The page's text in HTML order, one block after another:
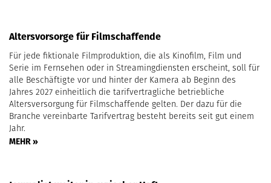
Altersvorsorge für Filmschaffende
Für jede fiktionale Filmproduktion, die als Kinofilm, Film und
Serie im Fernsehen oder in Streamingdiensten erscheint, soll für
alle Beschäftigte vor und hinter der Kamera ab Beginn des
Jahres 2027 einheitlich die tarifvertragliche betriebliche
Altersversorgung für Filmschaffende gelten. Der dazu für die
Branche vereinbarte Tarifvertrag besteht bereits seit gut einem
Jahr.
MEHR »